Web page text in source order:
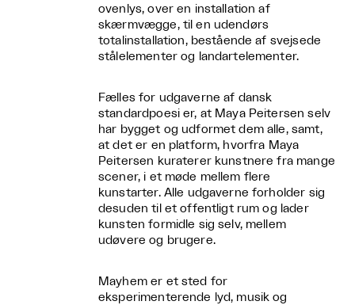
ovenlys, over en installation af
skærmvægge, til en udendørs
totalinstallation, bestående af svejsede
stålelementer og landartelementer.
Fælles for udgaverne af dansk
standardpoesi er, at Maya Peitersen selv
har bygget og udformet dem alle, samt,
at det er en platform, hvorfra Maya
Peitersen kuraterer kunstnere fra mange
scener, i et møde mellem flere
kunstarter. Alle udgaverne forholder sig
desuden til et offentligt rum og lader
kunsten formidle sig selv, mellem
udøvere og brugere.
Mayhem er et sted for
eksperimenterende lyd, musik og